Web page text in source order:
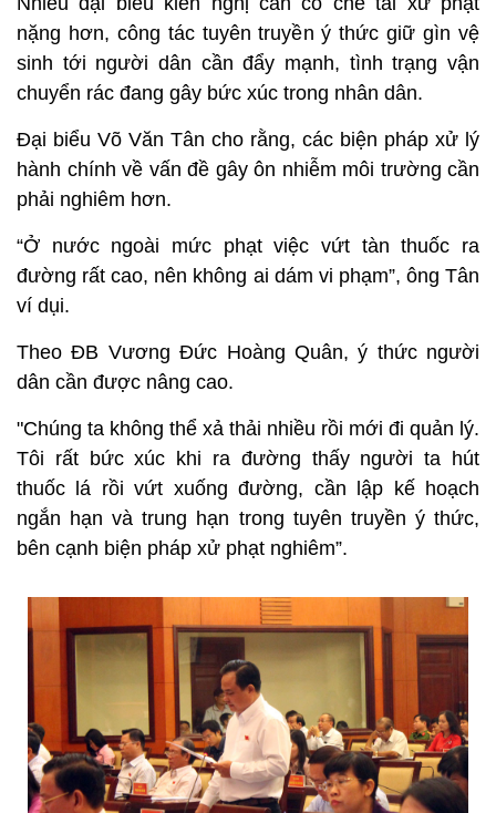
nặng hơn, công tác tuyên truyền ý thức giữ gìn vệ
sinh tới người dân cần đẩy mạnh, tình trạng vận
chuyển rác đang gây bức xúc trong nhân dân.
Đại biểu Võ Văn Tân cho rằng, các biện pháp xử lý
hành chính về vấn đề gây ôn nhiễm môi trường cần
phải nghiêm hơn.
“Ở nước ngoài mức phạt việc vứt tàn thuốc ra
đường rất cao, nên không ai dám vi phạm”, ông Tân
ví dụi.
Theo ĐB Vương Đức Hoàng Quân, ý thức người
dân cần được nâng cao.
"Chúng ta không thể xả thải nhiều rồi mới đi quản lý.
Tôi rất bức xúc khi ra đường thấy người ta hút
thuốc lá rồi vứt xuống đường, cần lập kế hoạch
ngắn hạn và trung hạn trong tuyên truyền ý thức,
bên cạnh biện pháp xử phạt nghiêm”.